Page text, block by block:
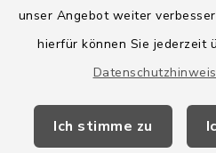
unser Angebot weiter
hierfür können Sie jederzeit
Ich stimme zu
Amt Boostedt-Rickling
Amtsbroschüre
Wege-Zweckverband